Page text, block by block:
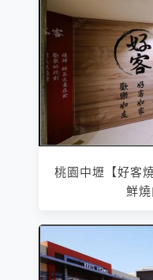
桃園中壢【好客
鮮燒